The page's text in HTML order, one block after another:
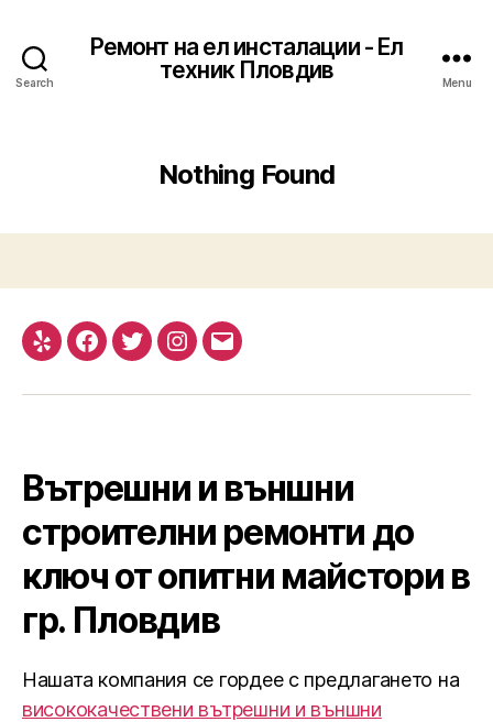
Search
Ремонт на ел инсталации - Ел
техник Пловдив
Menu
Nothing Found
Yelp Facebook
TwitterInstagram
Email
Вътрешни и външни
строителни ремонти до
ключ от опитни майстори в
гр. Пловдив
Нашата компания се гордее с предлагането на
висококачествени вътрешни и външни